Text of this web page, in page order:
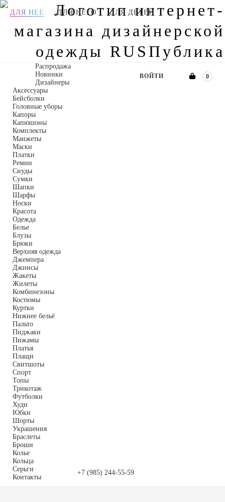
ДЛЯ НЕЕ ДЛЯ НЕГО ДЛЯ ДЕТЕЙ
0
ВОЙТИ
+7 (985) 244-55-59
Распродажа
Новинки
Дизайнеры
Аксессуары
Бейсболки
Головные уборы
Капоры
Капюшоны
Комплекты
Манжеты
Маски
Платки
Ремни
Снуды
Сумки
Шапки
Шарфы
Носки
Красота
Одежда
Белье
Блузы
Брюки
Верхняя одежда
Джемпера
Джинсы
Жакеты
Жилеты
Комбинезоны
Костюмы
Куртки
Нижнее бельё
Пальто
Пиджаки
Пижамы
Платья
Плащи
Свитшоты
Спорт
Топы
Трикотаж
Футболки
Худи
Юбки
Шорты
Украшения
Браслеты
Броши
Колье
Кольца
Серьги
Контакты